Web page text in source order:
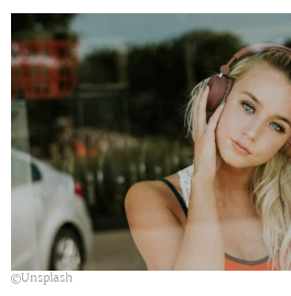
Unsplash